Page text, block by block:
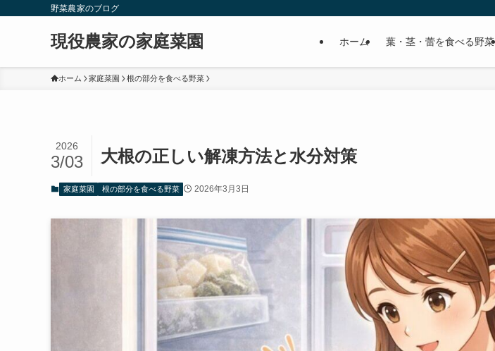
野菜農家のブログ
現役農家の家庭菜園 ホーム 葉・茎・蕾を食べる野菜
ホーム 家庭菜園 根の部分を食べる野菜
大根の正しい解凍方法と水分対策
2026
3/03
家庭菜園 根の部分を食べる野菜 2026年3月3日